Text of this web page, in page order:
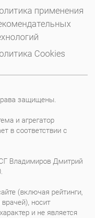
применения
Cookies
защищены.
и агрегатор
в соответствии с
Владимиров Дмитрий
(включая рейтинги,
носит
и не является